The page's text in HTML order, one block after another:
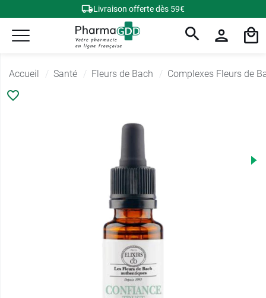
Livraison offerte dès 59€
Accueil Santé Fleurs de Bach Complexes Fleurs de